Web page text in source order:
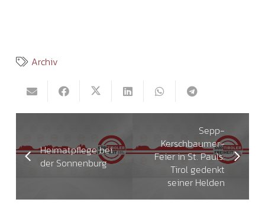
Archiv
Heimatpflege bei
der Sonnenburg
Sepp-
Kerschbaumer-
Feier in St. Pauls:
Tirol gedenkt
seiner Helden